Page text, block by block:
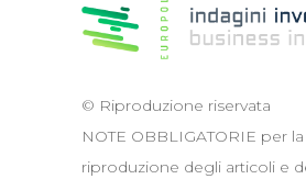
© Riproduzione riservata
NOTE OBBLIGATORIE per
riproduzione degli articoli e